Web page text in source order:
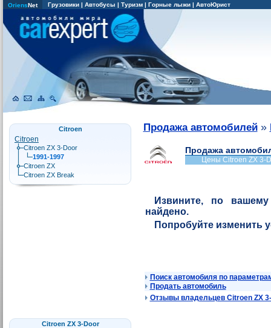
OriensNet Грузовики | Автобусы | Туризм | Горные лыжи | АвтоЮрист
Citroen
Citroen
Citroen ZX 3-Door
1991-1997
Citroen ZX
Citroen ZX Break
Citroen ZX 3-Door
Продажа автомобилей»
Продажа
Цены Citroen ZX 3-
Извините, по
найдено.
Попробуйте изменить
Поиск автомобиля по
Продать автомобиль
Отзывы владельцев Citroen ZX